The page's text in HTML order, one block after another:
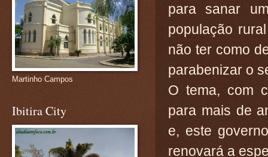
para sanar
população
não ter como
parabenizar o
O tema, com
para mais de
e, este
renovará a
Martinho Campos
Ibitira City